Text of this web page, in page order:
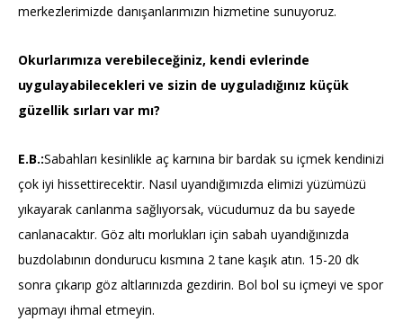
merkezlerimizde danışanlarımızın hizmetine sunuyoruz.
Okurlarımıza verebileceğiniz, kendi evlerinde
uygulayabilecekleri ve sizin de uyguladığınız küçük
güzellik sırları var mı?
E.B.:Sabahları kesinlikle aç karnına bir bardak su içmek kendinizi
çok iyi hissettirecektir. Nasıl uyandığımızda elimizi yüzümüzü
yıkayarak canlanma sağlıyorsak, vücudumuz da bu sayede
canlanacaktır. Göz altı morlukları için sabah uyandığınızda
buzdolabının dondurucu kısmına 2 tane kaşık atın. 15-20 dk
sonra çıkarıp göz altlarınızda gezdirin. Bol bol su içmeyi ve spor
yapmayı ihmal etmeyin.